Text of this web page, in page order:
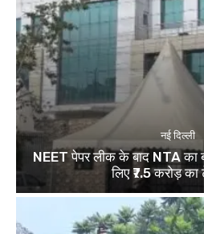
नई दिल्ली
NEET पेपर लीक के बाद NTA का
लिए ₹7.5 करोड़ का